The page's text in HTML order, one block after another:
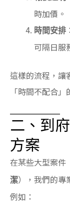
時加價。
時間安排
可隔日服
這樣的流程，讓
「時間不配合」
二、到
方案
在某些大型案件
潔），我們的專
例如：